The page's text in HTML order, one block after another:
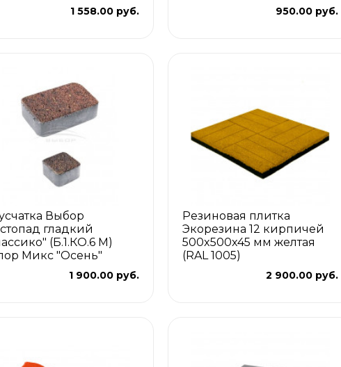
1 558.00 руб. 950.00 руб.
Выбор
гладкий
(Б.1.КО.6 М)
Микс "Осень"
1 900.00 руб.
Резиновая плитка
Экорезина 12 кирпичей
500x500x45 мм желтая
(RAL 1005)
2 900.00 руб.